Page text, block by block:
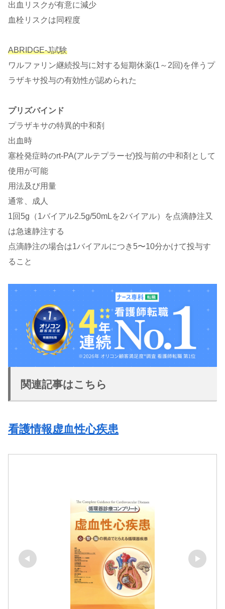
出血リスクが有意に減少
血栓リスクは同程度
ABRIDGE-J試験
ワルファリン継続投与に対する短期休薬(1～2回)を伴うプ
ラザキサ投与の有効性が認められた
プリズバインド
プラザキサの特異的中和剤
出血時
塞栓発症時のrt-PA(アルテプラーゼ)投与前の中和剤として
使用が可能
用法及び用量
通常、成人
1回5g（1バイアル2.5g/50mLを2バイアル）を点滴静注又
は急速静注する
点滴静注の場合は1バイアルにつき5〜10分かけて投与す
ること
関連記事はこちら
看護情報虚血性心疾患